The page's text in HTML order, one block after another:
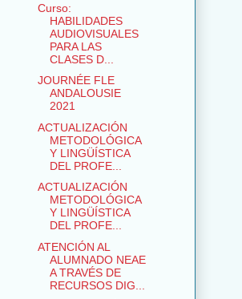
Curso:
HABILIDADES
AUDIOVISUALES
PARA LAS
CLASES D...
JOURNÉE FLE
ANDALOUSIE
2021
ACTUALIZACIÓN
METODOLÓGICA
Y LINGÜÍSTICA
DEL PROFE...
ACTUALIZACIÓN
METODOLÓGICA
Y LINGÜÍSTICA
DEL PROFE...
ATENCIÓN AL
ALUMNADO NEAE
A TRAVÉS DE
RECURSOS DIG...